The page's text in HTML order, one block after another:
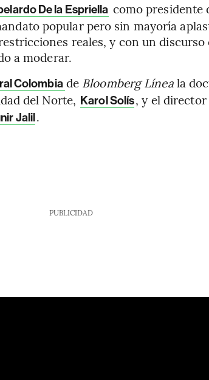
De la Espriella como presidente
popular pero sin mayoría
reales, y con un discurso
a moderar.
Colombia de Bloomberg Líneala
del Norte, Karol Solís, y el
Jalil.
PUBLICIDAD